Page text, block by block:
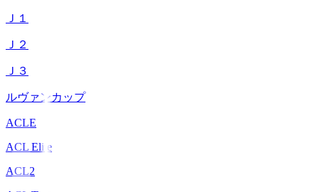
Ｊ１
Ｊ２
Ｊ３
ルヴァンカップ
ACLE
ACL Elite
ACL2